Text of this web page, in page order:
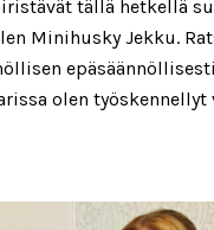
tällä hetkellä
Minihusky Jekku.
olen